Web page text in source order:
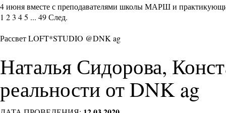
4 июня вместе с преподавателями школы МАРШ и
1 23 45 ... 49След.
Рассвет LOFT*STUDIO @DNK ag
Наталья Сидорова,
реальности от DNK ag